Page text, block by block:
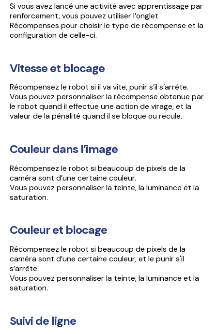
Si vous avez lancé une activité avec apprentissage par
renforcement, vous pouvez utiliser l’onglet
Récompenses pour choisir le type de récompense et la
configuration de celle-ci.
Vitesse et blocage
Récompensez le robot si il va vite, punir s’il s’arrête.
Vous pouvez personnaliser la récompense obtenue par
le robot quand il effectue une action de virage, et la
valeur de la pénalité quand il se bloque ou recule.
Couleur dans l’image
Récompensez le robot si beaucoup de pixels de la
caméra sont d’une certaine couleur.
Vous pouvez personnaliser la teinte, la luminance et la
saturation.
Couleur et blocage
Récompensez le robot si beaucoup de pixels de la
caméra sont d’une certaine couleur, et le punir s'il
s’arrête.
Vous pouvez personnaliser la teinte, la luminance et la
saturation.
Suivi de ligne